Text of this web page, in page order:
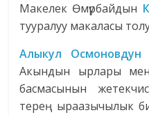
Макелек Өмүрбайдын
тууралуу макаласы
Алыкул Осмоновдун
Акындын ырлары
басмасынын
терең ыраазычылык